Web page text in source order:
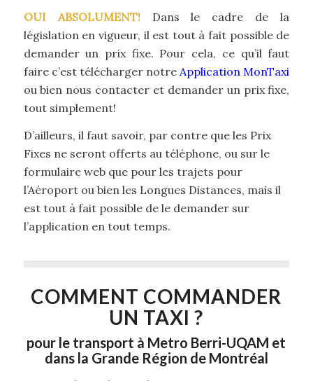
OUI ABSOLUMENT!Dans le cadre de la
législation en vigueur, il est tout à fait possible de
demander un prix fixe. Pour cela, ce qu’il faut
faire c’est télécharger notre Application MonTaxi
ou bien nous contacter et demander un prix fixe,
tout simplement!
D’ailleurs, il faut savoir, par contre que les Prix
Fixes ne seront offerts au téléphone, ou sur le
formulaire web que pour les trajets pour
l’Aéroport ou bien les Longues Distances, mais il
est tout à fait possible de le demander sur
l’application en tout temps.
COMMENT COMMANDER
UN TAXI ?
pour le transport à Metro Berri-UQAM et
dans la Grande Région de Montréal